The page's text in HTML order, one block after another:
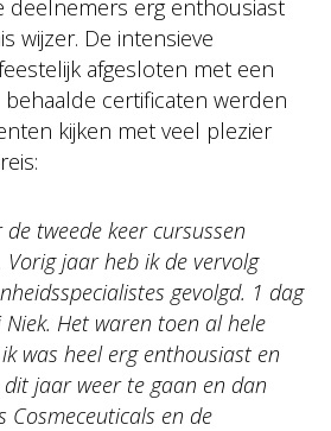
deelnemers erg enthousiast
wijzer. De intensieve
afgesloten met een
certificaten werden
kijken met veel plezier
de tweede keer cursussen
Vorig jaar heb ik de vervolg
gevolgd. 1 dag
Het waren toen al hele
was heel erg enthousiast en
jaar weer te gaan en dan
Cosmeceuticals en de